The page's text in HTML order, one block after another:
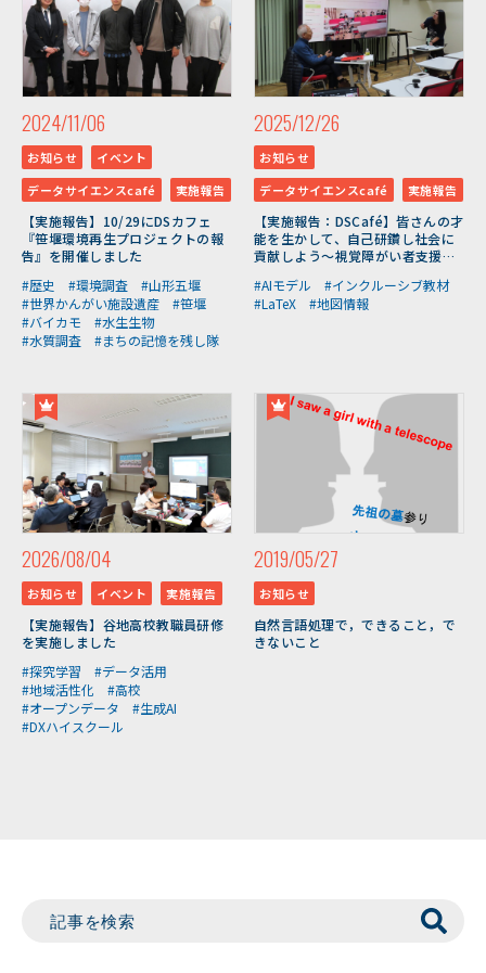
2024/11/06
お知らせ
イベント
データサイエンスcafé
実施報告
【実施報告】10/29にDSカフェ
『笹堰環境再生プロジェクトの報
告』を開催しました
#歴史
#環境調査
#山形五堰
#世界かんがい施設遺産
#笹堰
#バイカモ
#水生生物
#水質調査
#まちの記憶を残し隊
2025/12/26
お知らせ
データサイエンスcafé
実施報告
【実施報告：DSCafé】皆さんの才
能を生かして、自己研鑽し社会に
貢献しよう～視覚障がい者支援教
～（12/17開催）
#AIモデル
#インクルーシブ教材
#LaTeX
#地図情報
2026/08/04
お知らせ イベント 実施報告
【実施報告】谷地高校教職員研修
を実施しました
#探究学習
#データ活用
#地域活性化
#高校
#オープンデータ
#生成AI
#DXハイスクール
2019/05/27
お知らせ
自然言語処理で，できること，で
きないこと